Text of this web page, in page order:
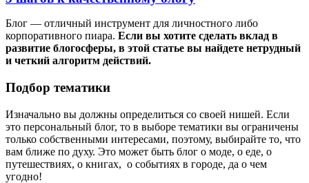
Блог — отличный инструмент для личностного либо
корпоративного пиара. Если вы хотите сделать вклад в
развитие блогосферы, в этой статье вы найдете нетрудный
и четкий алгоритм действий.
Подбор тематики
Изначально вы должны определиться со своей нишей. Если
это персональный блог, то в выборе тематики вы ограничены
только собственными интересами, поэтому, выбирайте то, что
вам ближе по духу. Это может быть блог о моде, о еде, о
путешествиях, о книгах, о событиях в городе, да о чем
угодно!